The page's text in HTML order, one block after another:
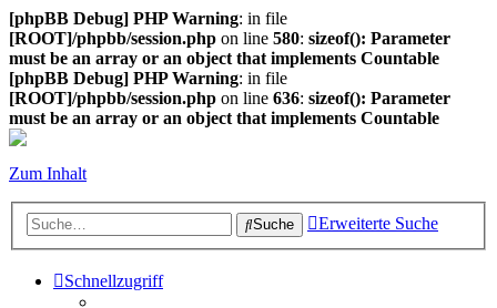
[phpBB Debug] PHP Warning: in file
[ROOT]/phpbb/session.php on line 580: sizeof(): Parameter
must be an array or an object that implements Countable
[phpBB Debug] PHP Warning: in file
[ROOT]/phpbb/session.php on line 636: sizeof(): Parameter
must be an array or an object that implements Countable
Zum Inhalt
Suche Erweiterte Suche
Schnellzugriff